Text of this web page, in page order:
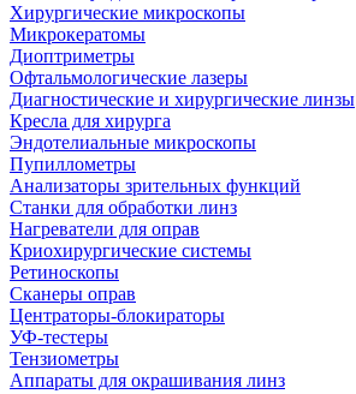
Хирургические микроскопы
Микрокератомы
Диоптриметры
Офтальмологические лазеры
Диагностические и хирургические линзы
Кресла для хирурга
Эндотелиальные микроскопы
Пупиллометры
Анализаторы зрительных функций
Станки для обработки линз
Нагреватели для оправ
Криохирургические системы
Ретиноскопы
Сканеры оправ
Центраторы-блокираторы
УФ-тестеры
Тензиометры
Аппараты для окрашивания линз